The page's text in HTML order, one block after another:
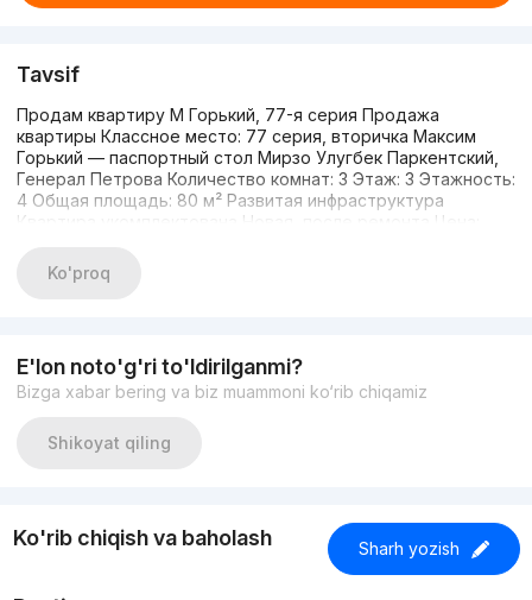
Tavsif
Продам квартиру М Горький, 77-я серия Продажа
квартиры Классное место: 77 серия, вторичка Максим
Горький — паспортный стол Мирзо Улугбек Паркентский,
Генерал Петрова Количество комнат: 3 Этаж: 3 Этажность:
4 Общая площадь: 80 м² Развитая инфраструктура
Квартира укомплектована Новая, после ремонта Цена:
Ko'proq
E'lon noto'g'ri to'ldirilganmi?
Bizga xabar bering va biz muammoni ko‘rib chiqamiz
Shikoyat qiling
Ko'rib chiqish va baholash Sharh yozish